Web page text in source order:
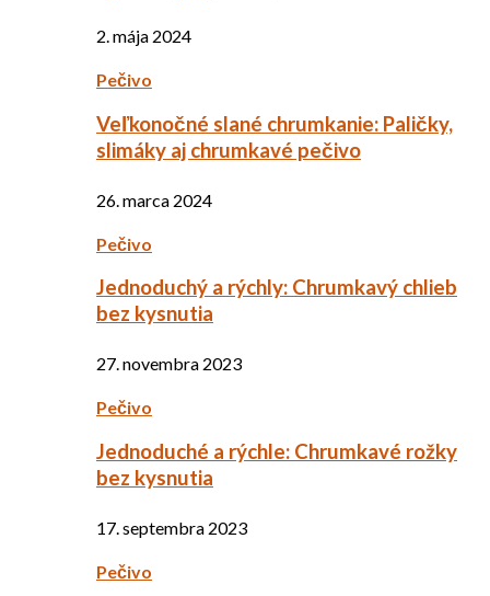
2. mája 2024
Pečivo
Veľkonočné slané chrumkanie: Paličky,
slimáky aj chrumkavé pečivo
26. marca 2024
Pečivo
Jednoduchý a rýchly: Chrumkavý chlieb
bez kysnutia
27. novembra 2023
Pečivo
Jednoduché a rýchle: Chrumkavé rožky
bez kysnutia
17. septembra 2023
Pečivo